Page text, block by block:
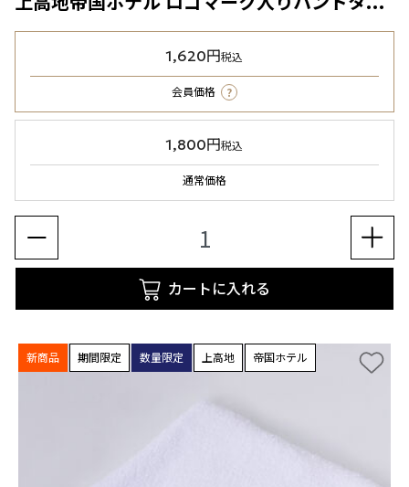
1,620円税込
会員価格 ?
1,800円税込
通常価格
カートに入れる
新商品 期間限定 数量限定 上高地 帝国ホテル